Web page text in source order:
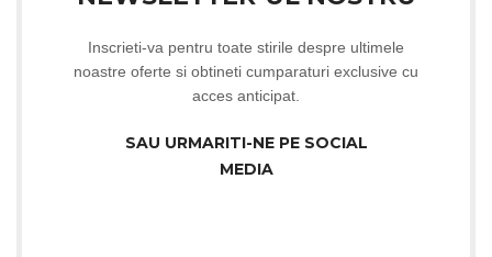
Inscrieti-va pentru toate stirile despre ultimele
noastre oferte si obtineti cumparaturi exclusive cu
acces anticipat.
SAU URMARITI-NE PE SOCIAL
MEDIA